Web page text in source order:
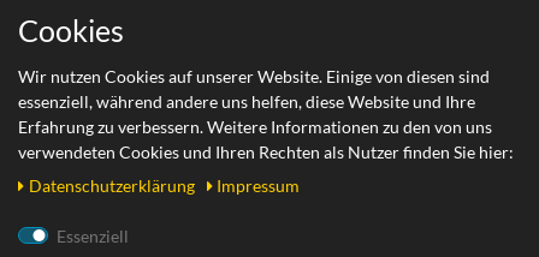
Wichtige Links
Versand
Retoure
Rechtliches
Cookies
Wir nutzen Cookies auf unserer Website. Einige von diesen sind
essenziell, während andere uns helfen, diese Website und Ihre
Erfahrung zu verbessern. Weitere Informationen zu den von uns
verwendeten Cookies und Ihren Rechten als Nutzer finden Sie hier:
Daten­schutz­erklärung
Impressum
Essenziell